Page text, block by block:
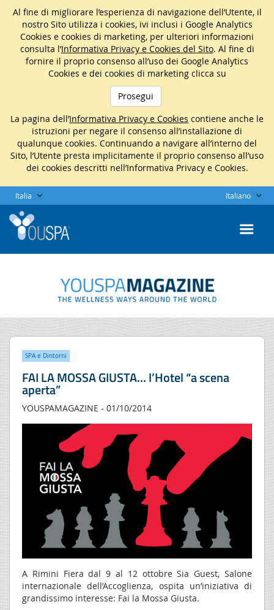
Al fine di migliorare l’esperienza di navigazione dell’Utente, il
nostro Sito utilizza i cookies, ivi inclusi i Google Analytics
Cookies e cookies di marketing, per ulteriori informazioni
consulta l’Informativa Privacy e Cookies del Sito. Al fine di
fornire il proprio consenso all’uso dei Google Analytics
Cookies e dei cookies di marketing clicca su
Prosegui
La pagina dell’Informativa Privacy e Cookies contiene anche le
istruzioni per negare il consenso all’installazione di
qualunque cookies. Continuando a navigare all’interno del
Sito, l’Utente presta implicitamente il proprio consenso all’uso
dei cookies descritti nell’Informativa Privacy e Cookies.
Italia Italiano
SPA e Dintorni
FAI LA MOSSA GIUSTA… l’Hotel “a scena
aperta”
YOUSPAMAGAZINE - 01/10/2014
A Rimini Fiera dal 9 al 12 ottobre Sia Guest, Salone
internazionale dell’Accoglienza, ospita un’iniziativa di
grandissimo interesse: Fai la Mossa Giusta.